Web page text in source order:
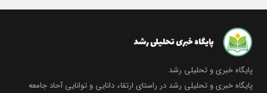
پایگاه خبری و تحلیلی رشد
پایگاه خبری و تحلیلی رشد در راستای ارتقاء دانایی و توانایی آحاد جامعه